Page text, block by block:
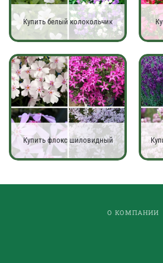
Купить белый колокольчик
Купить флокс шиловидный
О КОМПАНИИ